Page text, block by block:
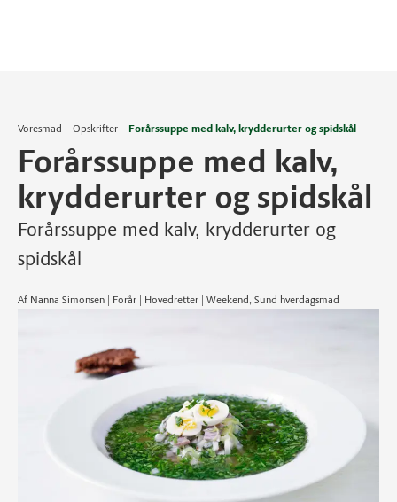
Voresmad Opskrifter Forårssuppe med kalv, krydderurter og spidskål
Forårssuppe med kalv,
krydderurter og spidskål
Forårssuppe med kalv, krydderurter og
spidskål
Af Nanna Simonsen | Forår | Hovedretter | Weekend, Sund hverdagsmad